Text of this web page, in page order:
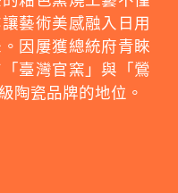
藝術美感融入日用
因屢獲總統府青睞
臺灣官窯」與「鶯
陶瓷品牌的地位。